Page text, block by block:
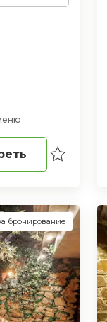
бронирование